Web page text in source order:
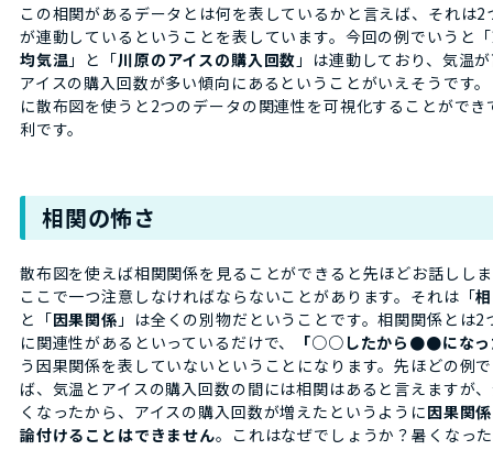
この相関があるデータとは何を表しているかと言えば、それは2
が連動しているということを表しています。今回の例でいうと「
均気温 」と「川原のアイスの購入回数 」は連動しており、気温
アイスの購入回数が多い傾向にあるということがいえそうです
に散布図を使うと2つのデータの関連性を可視化することができ
利です。
相関の怖さ
散布図を使えば相関関係を見ることができると先ほどお話しし
ここで一つ注意しなければならないことがあります。それは「
と「因果関係 」は全くの別物だということです。相関関係とは2
に関連性があるといっているだけで、
「○○したから●●になっ
う因果関係を表していないということになります。先ほどの例
ば、気温とアイスの購入回数の間には相関はあると言えますが
くなったから、アイスの購入回数が増えたというように因果関
論付けることはできません。これはなぜでしょうか？暑くなっ